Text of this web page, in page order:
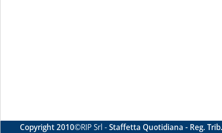
Copyright 2010©RIP Srl -Staffetta Quotidiana - Reg.